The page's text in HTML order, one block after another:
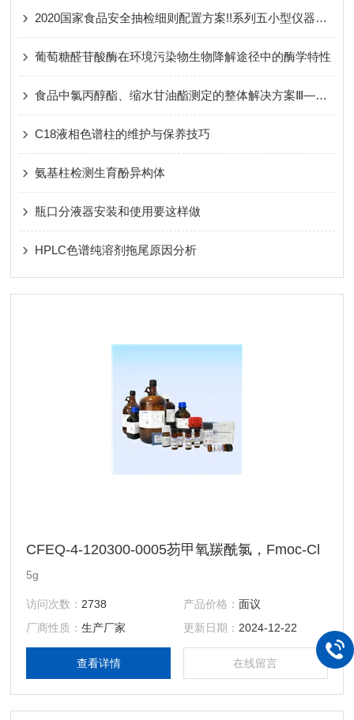
2020国家食品安全抽检细则配置方案!!系列五小型仪器推荐
葡萄糖醛苷酸酶在环境污染物生物降解途径中的酶学特性
食品中氯丙醇酯、缩水甘油酯测定的整体解决方案Ⅲ——第二篇第三法
C18液相色谱柱的维护与保养技巧
氨基柱检测生育酚异构体
瓶口分液器安装和使用要这样做
HPLC色谱纯溶剂拖尾原因分析
CFEQ-4-120300-0005芴甲氧羰酰氯，Fmoc-Cl
5g
访问次数： 2738 产品价格： 面议
厂商性质：生产厂家 更新日期： 2024-12-22
查看详情 在线留言